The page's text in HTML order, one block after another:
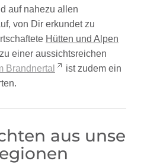
auf nahezu allen
von Dir erkundet zu
Hütten und Alpen
einer aussichtsreichen
Brandnertal
ist zudem ein
aus unse